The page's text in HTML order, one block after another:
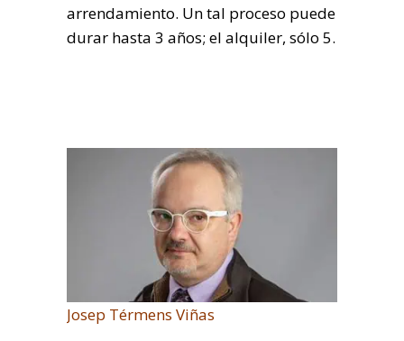
arrendamiento. Un tal proceso puede
durar hasta 3 años; el alquiler, sólo 5.
Josep Térmens Viñas